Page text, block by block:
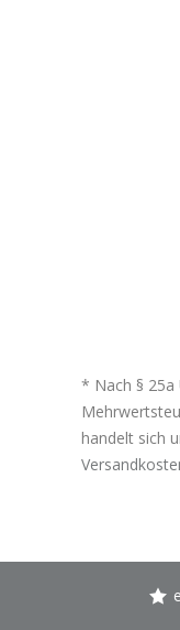
* Nach § 25a
handelt sich